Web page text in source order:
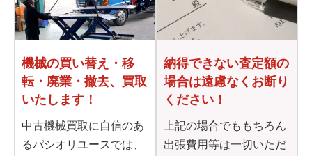
機械の買い替え・移
転・ 廃業・撤去、買取
いたします！
中古機械買取に自信のあ
るパシオリユースでは、
納得できない査定額の
場合は遠慮なくお断り
ください！
上記の場合でももちろん
出張費用等は一切いただ